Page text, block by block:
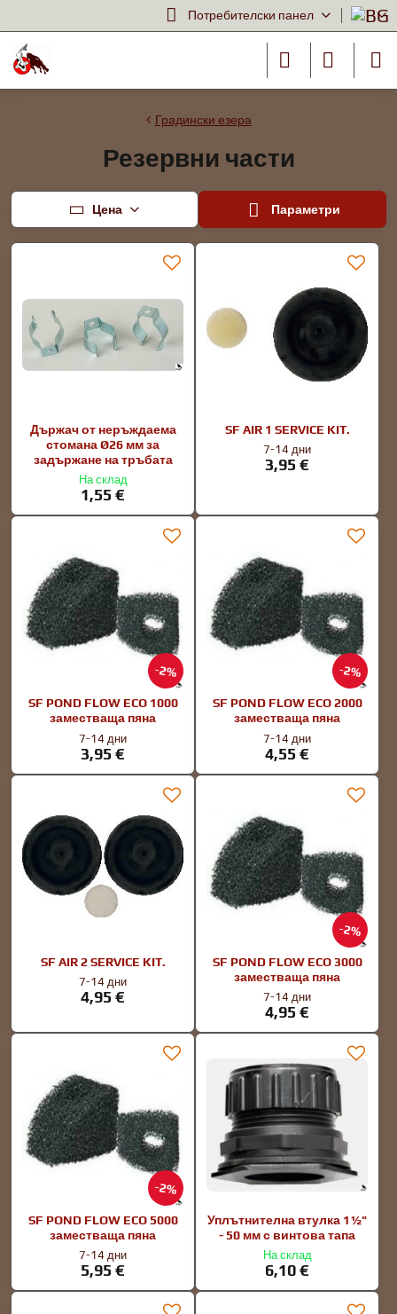
Потребителски панел
Градински езера
Резервни части
Цена Параметри
Държач от неръждаема
стомана Ø26 мм за
задържане на тръбата
На склад
1,55 €
SF AIR 1 SERVICE KIT.
7-14 дни
3,95 €
2%
SF POND FLOW ECO 1000
заместваща пяна
7-14 дни
3,95 €
2%
SF POND FLOW ECO 2000
заместваща пяна
7-14 дни
4,55 €
SF AIR 2 SERVICE KIT.
7-14 дни
4,95 €
2%
SF POND FLOW ECO 3000
заместваща пяна
7-14 дни
4,95 €
2%
SF POND FLOW ECO 5000
заместваща пяна
7-14 дни
5,95 €
Уплътнителна втулка 1½"
- 50 мм с винтова тапа
На склад
6,10 €